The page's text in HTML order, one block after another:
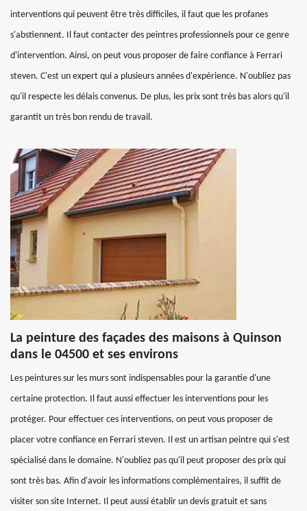
interventions qui peuvent être très difficiles, il faut que les profanes
s'abstiennent. Il faut contacter des peintres professionnels pour ce genre
d'intervention. Ainsi, on peut vous proposer de faire confiance à Ferrari
steven. C'est un expert qui a plusieurs années d'expérience. N'oubliez pas
qu'il respecte les délais convenus. De plus, les prix sont très bas alors qu'il
garantit un très bon rendu de travail.
La peinture des façades des maisons à Quinson
dans le 04500 et ses environs
Les peintures sur les murs sont indispensables pour la garantie d'une
certaine protection. Il faut aussi effectuer les interventions pour les
protéger. Pour effectuer ces interventions, on peut vous proposer de
placer votre confiance en Ferrari steven. Il est un artisan peintre qui s'est
spécialisé dans le domaine. N'oubliez pas qu'il peut proposer des prix qui
sont très bas. Afin d'avoir les informations complémentaires, il suffit de
visiter son site Internet. Il peut aussi établir un devis gratuit et sans